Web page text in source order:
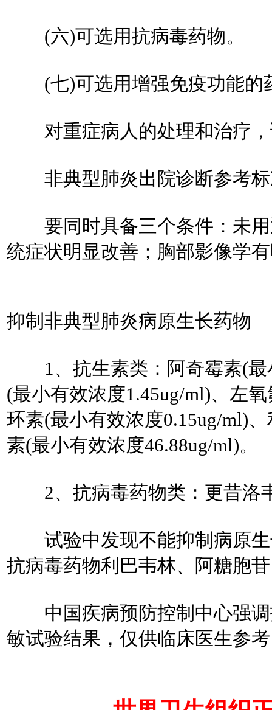
(六)可选用抗病毒药物。
(七)可选用增强免疫功能的
对重症病人的处理和治疗，
非典型肺炎出院诊断参考标
要同时具备三个条件：未用
统症状明显改善；胸部影像学
抑制非典型肺炎病原生长药物
1、抗生素类：阿奇霉素(最
(最小有效浓度1.45ug/ml)、左
环素(最小有效浓度0.15ug/ml)
素(最小有效浓度46.88ug/ml)。
2、抗病毒药物类：更昔洛
试验中发现不能抑制病原生
抗病毒药物利巴韦林、阿糖胞
中国疾病预防控制中心强调
敏试验结果，仅供临床医生参